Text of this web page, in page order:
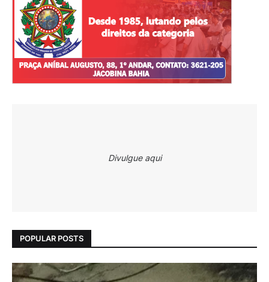
Divulgue aqui
POPULAR POSTS